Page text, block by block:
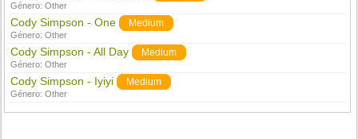
Género:Other
Cody Simpson - One Medium
Género:Other
Cody Simpson - All Day Medium
Género:Other
Cody Simpson - Iyiyi Medium
Género:Other